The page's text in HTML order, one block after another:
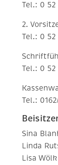
Tel.: 0 52
2.
Tel.: 0 52
Tel.: 0 52
Tel.:
Sina
Linda
Lisa Wölk